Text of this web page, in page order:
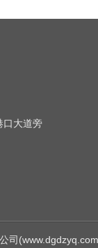
口大道旁
司